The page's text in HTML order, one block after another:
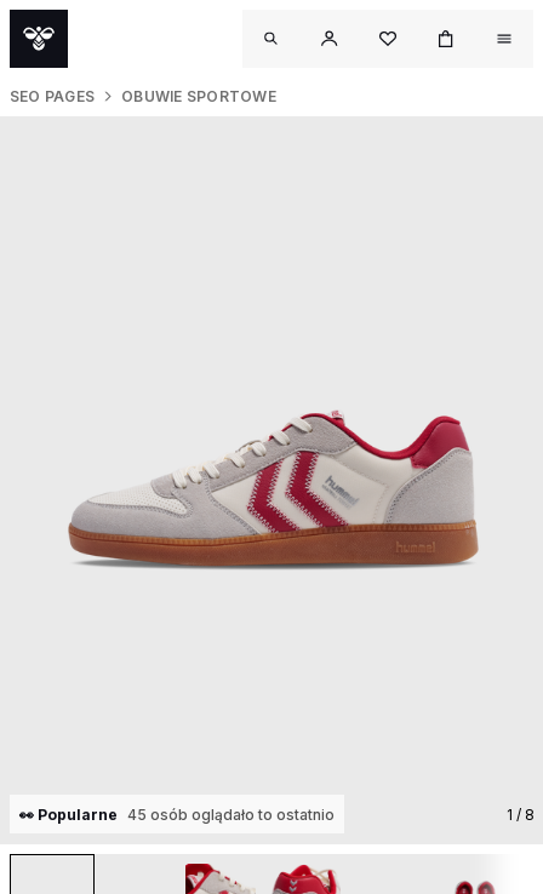
SEO PAGES OBUWIE SPORTOWE
👀 Popularne 45 osób oglądało to ostatnio 1 / 8